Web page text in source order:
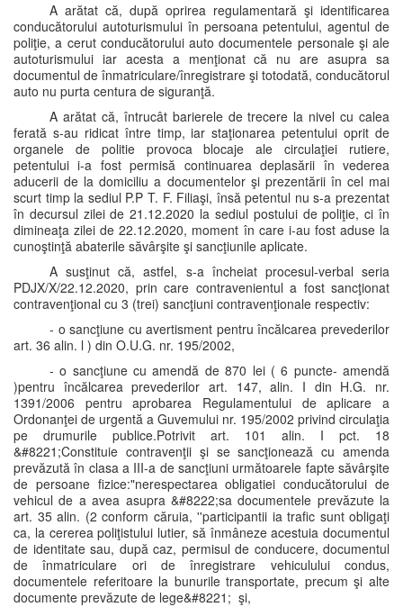
A arătat că, după oprirea regulamentară şi identificarea
conducătorului autoturismului în persoana petentului, agentul de
poliţie, a cerut conducătorului auto documentele personale şi ale
autoturismului iar acesta a menţionat că nu are asupra sa
documentul de înmatriculare/înregistrare şi totodată, conducătorul
auto nu purta centura de siguranţă.
A arătat că, întrucât barierele de trecere la nivel cu calea
ferată s-au ridicat între timp, iar staţionarea petentului oprit de
organele de politie provoca blocaje ale circulaţiei rutiere,
petentului i-a fost permisă continuarea deplasării în vederea
aducerii de la domiciliu a documentelor şi prezentării în cel mai
scurt timp la sediul P.P T. F. Filiaşi, însă petentul nu s-a prezentat
în decursul zilei de 21.12.2020 la sediul postului de poliţie, ci în
dimineaţa zilei de 22.12.2020, moment în care i-au fost aduse la
cunoştinţă abaterile săvârşite şi sancţiunile aplicate.
A susţinut că, astfel, s-a încheiat procesul-verbal seria
PDJX/X/22.12.2020, prin care contravenientul a fost sancţionat
contravenţional cu 3 (trei) sancţiuni contravenţionale respectiv:
- o sancţiune cu avertisment pentru încălcarea prevederilor
art. 36 alin. l ) din O.U.G. nr. 195/2002,
- o sancţiune cu amendă de 870 lei ( 6 puncte- amendă
)pentru încălcarea prevederilor art. 147, alin. I din H.G. nr.
1391/2006 pentru aprobarea Regulamentului de aplicare a
Ordonanţei de urgentă a Guvemului nr. 195/2002 privind circulaţia
pe drumurile publice.Potrivit art. 101 alin. I pct. 18
&#8221;Constituie contravenţii şi se sancţionează cu amenda
prevăzută în clasa a III-a de sancţiuni următoarele fapte săvârşite
de persoane fizice:"nerespectarea obligatiei conducătorului de
vehicul de a avea asupra &#8222;sa documentele prevăzute la
art. 35 alin. (2 conform căruia, ''participantii ia trafic sunt obligaţi
ca, la cererea poliţistului lutier, să înmâneze acestuia documentul
de identitate sau, după caz, permisul de conducere, documentul
de înmatriculare ori de înregistrare vehiculului condus,
documentele referitoare la bunurile transportate, precum şi alte
documente prevăzute de lege&#8221; şi,